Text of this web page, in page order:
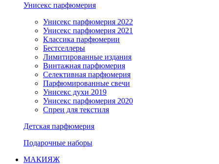
Унисекс парфюмерия
Унисекс парфюмерия 2022
Унисекс парфюмерия 2021
Классика парфюмерии
Бестселлеры
Лимитированные издания
Винтажная парфюмерия
Селективная парфюмерия
Парфюмированные свечи
Унисекс духи 2019
Унисекс парфюмерия 2020
Спреи для текстиля
Детская парфюмерия
Подарочные наборы
МАКИЯЖ